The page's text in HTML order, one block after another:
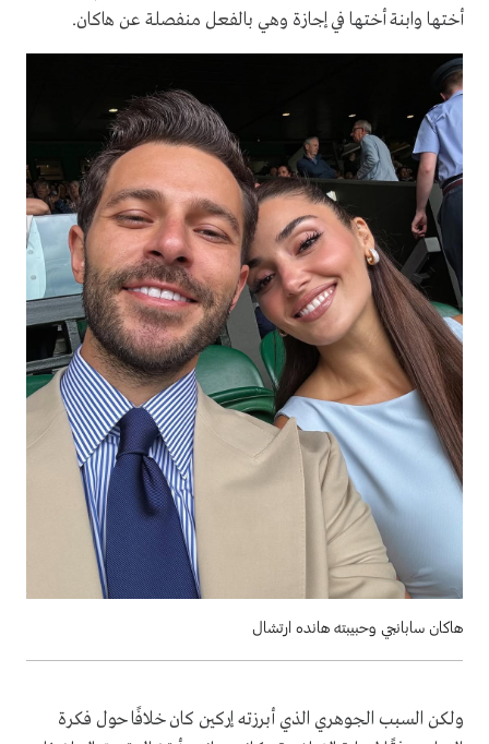
أختها وابنة أختها في إجازة وهي بالفعل منفصلة عن هاكان.
هاكان سابانجي وحبيبته هانده ارتشال
ولكن السبب الجوهري الذي أبرزته إركين كان خلافًا حول فكرة